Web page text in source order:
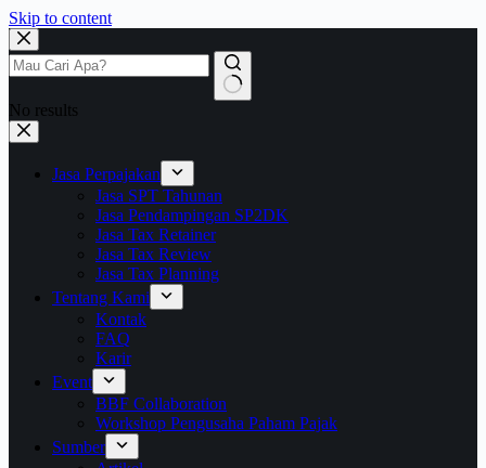
Skip to content
No results
Jasa Perpajakan
Jasa SPT Tahunan
Jasa Pendampingan SP2DK
Jasa Tax Retainer
Jasa Tax Review
Jasa Tax Planning
Tentang Kami
Kontak
FAQ
Karir
Event
BBF Collaboration
Workshop Pengusaha Paham Pajak
Sumber